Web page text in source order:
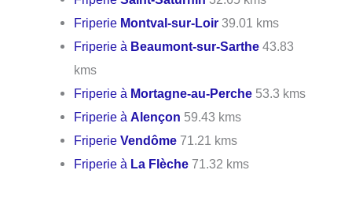
Friperie Montval-sur-Loir 39.01 kms
Friperie à Beaumont-sur-Sarthe 43.83
kms
Friperie à Mortagne-au-Perche 53.3 kms
Friperie àAlençon 59.43 kms
FriperieVendôme 71.21 kms
Friperie à La Flèche 71.32 kms